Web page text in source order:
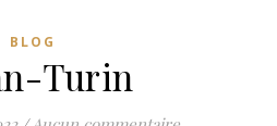
BLOG
Turin